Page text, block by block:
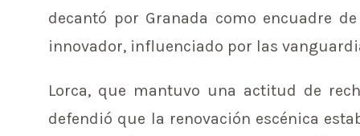
decantó por Granada como encuadre
innovador, influenciado por las
Lorca, que mantuvo una actitud de
defendió que la renovación escénica